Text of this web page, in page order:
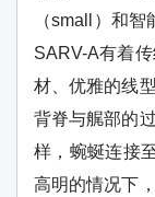
（small）和
SARV-A有着
材、优雅的线
背脊与艉部的
样，蜿蜒连接
高明的情况下